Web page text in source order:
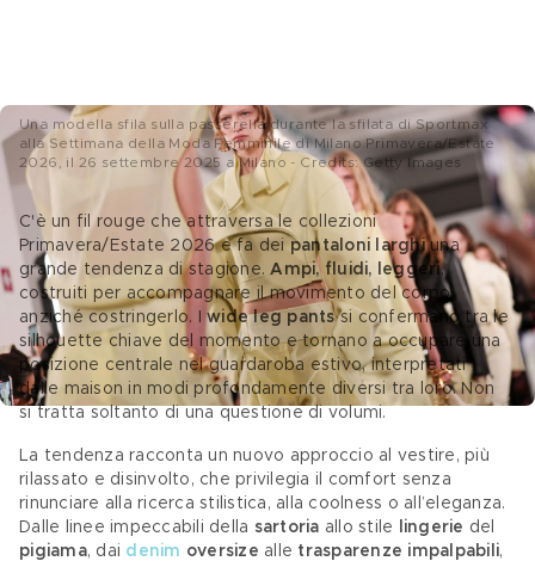
Una modella sfila sulla passerella durante la sfilata di Sportmax
alla Settimana della Moda Femminile di Milano Primavera/Estate
2026, il 26 settembre 2025 a Milano - Credits: Getty Images
C'è un fil rouge che attraversa le collezioni
Primavera/Estate 2026 e fa dei pantaloni larghi una
grande tendenza di stagione. Ampi, fluidi, leggeri,
costruiti per accompagnare il movimento del corpo
anziché costringerlo. I wide leg pants si confermano tra le
silhouette chiave del momento e tornano a occupare una
posizione centrale nel guardaroba estivo, interpretati
dalle maison in modi profondamente diversi tra loro. Non
si tratta soltanto di una questione di volumi.
La tendenza racconta un nuovo approccio al vestire, più
rilassato e disinvolto, che privilegia il comfort senza
rinunciare alla ricerca stilistica, alla coolness o all’eleganza.
Dalle linee impeccabili della sartoria allo stile lingerie del
pigiama, dai denim oversize alle trasparenze impalpabili,